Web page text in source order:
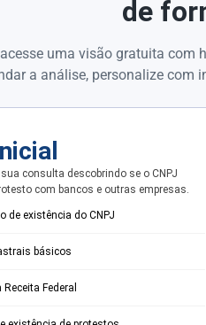
de
acesse uma visão gratuita
a análise, personalize com
consulta descobrindo se o CNPJ
com bancos e outras empresas.
de existência do CNPJ
básicos
Federal